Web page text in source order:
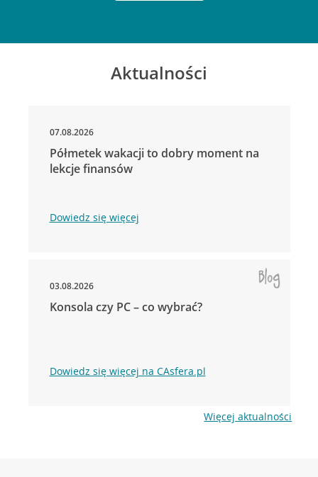
Aktualności
07.08.2026
Półmetek wakacji to dobry moment na
lekcje finansów
Dowiedz się więcej
03.08.2026
Konsola czy PC – co wybrać?
Dowiedz się więcej na CAsfera.pl
Więcej aktualności